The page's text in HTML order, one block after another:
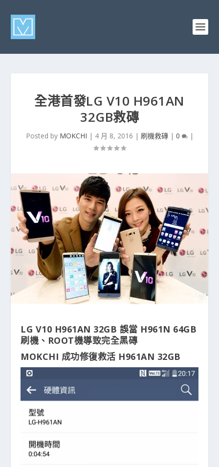
全港首發LG V10 H961AN
32GB救磚
Posted by MOKCHI | 4 月 8, 2016 | 刷機救磚| 0 |
LG V10 H961AN 32GB 誤當 H961N 64GB
刷機、ROOT機導致完全黑磚
MOKCHI 成功修復救活 H961AN 32GB